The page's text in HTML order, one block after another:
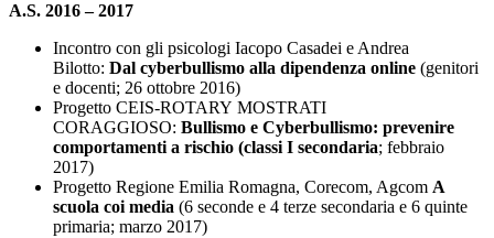
A.S. 2016 – 2017
Incontro con gli psicologi Iacopo Casadei e Andrea
Bilotto: Dal cyberbullismo alla dipendenza online (genitori
e docenti; 26 ottobre 2016)
Progetto CEIS-ROTARY MOSTRATI
CORAGGIOSO: Bullismo e Cyberbullismo: prevenire
comportamenti a rischio (classi I secondaria; febbraio
2017)
Progetto Regione Emilia Romagna, Corecom, Agcom A
scuola coi media (6 seconde e 4 terze secondaria e 6 quinte
primaria; marzo 2017)